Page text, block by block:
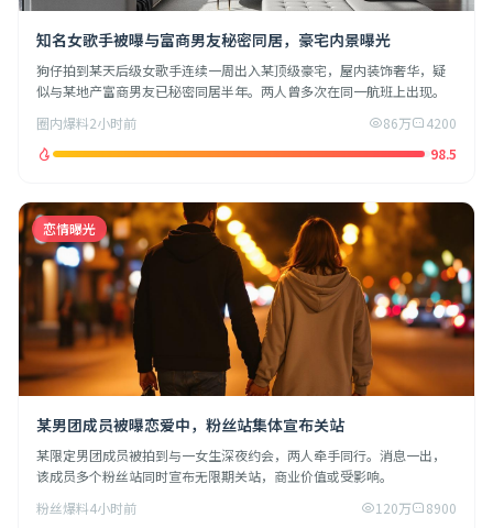
知名女歌手被曝与富商男友秘密同居，豪宅内景曝光
狗仔拍到某天后级女歌手连续一周出入某顶级豪宅，屋内装饰奢华，疑
似与某地产富商男友已秘密同居半年。两人曾多次在同一航班上出现。
圈内爆料2小时前 86万
4200
98.5
恋情曝光
某男团成员被曝恋爱中，粉丝站集体宣布关站
某限定男团成员被拍到与一女生深夜约会，两人牵手同行。消息一出，
该成员多个粉丝站同时宣布无限期关站，商业价值或受影响。
粉丝爆料4小时前 120万
8900